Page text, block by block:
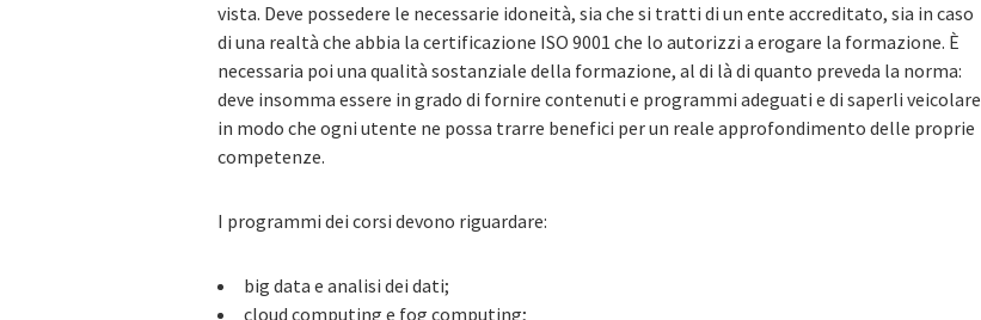
vista. Deve possedere le necessarie idoneità, sia che si tratti di un ente accreditato, sia in caso
di una realtà che abbia la certificazione ISO 9001 che lo autorizzi a erogare la formazione. È
necessaria poi una qualità sostanziale della formazione, al di là di quanto preveda la norma:
deve insomma essere in grado di fornire contenuti e programmi adeguati e di saperli veicolare
in modo che ogni utente ne possa trarre benefici per un reale approfondimento delle proprie
competenze.
I programmi dei corsi devono riguardare:
big data e analisi dei dati;
cloud computing e fog computing;